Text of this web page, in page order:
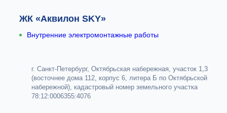
ЖК «Аквилон SKY»
Внутренние электромонтажные работы
г. Санкт-Петербург, Октябрьская набережная, участок 1,3
(восточнее дома 112, корпус 6, литера Б по Октябрьской
набережной), кадастровый номер земельного участка
78:12:0006355:4076